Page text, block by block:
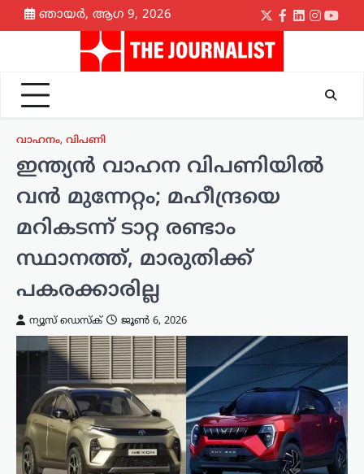
Skip
to
ഞായർ, ആഗ 9, 2026
Twitter
Facebook
LinkedIn
വാഹനം, വിപണി
ഇന്ത്യൻ വാഹന വിപണിയിൽ
വൻ മുന്നേറ്റം; മഹീന്ദ്രയെ
മറികടന്ന് ടാറ്റ രണ്ടാം
സ്ഥാനത്ത്, മാരുതിക്ക്
പകരക്കാരില്ല
ന്യൂസ് ഡെസ്ക് ജൂൺ 6, 2026